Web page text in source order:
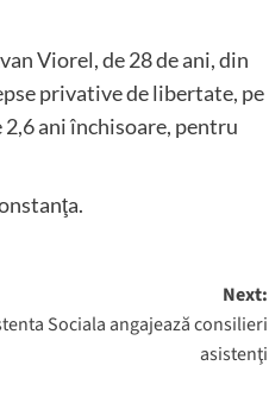
Viorel, de 28 de ani, din
privative de libertate, pe
2,6 ani închisoare, pentru
Next:
Sociala angajează consilieri
asistenţi